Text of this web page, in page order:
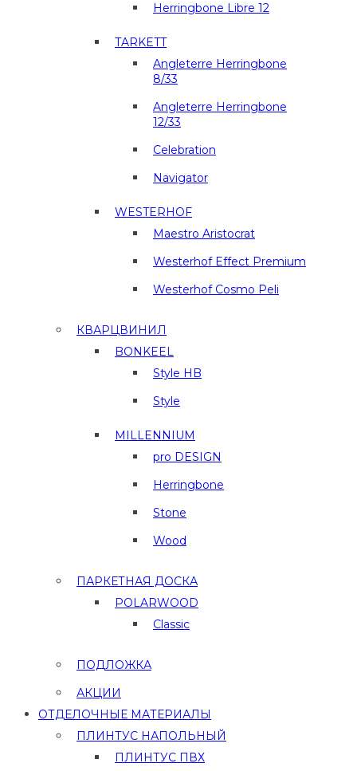
Herringbone Libre 12
TARKETT
Angleterre Herringbone
8/33
Angleterre Herringbone
12/33
Celebration
Navigator
WESTERHOF
Maestro Aristocrat
Westerhof Effect Premium
Westerhof Cosmo Peli
КВАРЦВИНИЛ
BONKEEL
Style HB
Style
MILLENNIUM
pro DESIGN
Herringbone
Stone
Wood
ПАРКЕТНАЯ ДОСКА
POLARWOOD
Classic
ПОДЛОЖКА
АКЦИИ
ОТДЕЛОЧНЫЕ МАТЕРИАЛЫ
ПЛИНТУС НАПОЛЬНЫЙ
ПЛИНТУС ПВХ